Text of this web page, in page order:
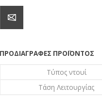
ΠΡΟΔΙΑΓΡΑΦΈΣ ΠΡΟΪΌΝΤΟΣ
Τύπος ντουί
Τάση Λειτουργίας